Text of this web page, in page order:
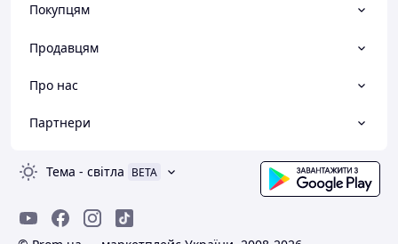
Покупцям
Продавцям
Про нас
Партнери
Тема - світла BETA